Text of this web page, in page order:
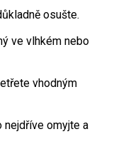
osušte.
ve vlhkém nebo
vhodným
nejdříve omyjte a